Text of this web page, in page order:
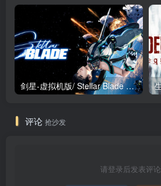
剑星-虚拟机版/ Stellar Blade v1.4.1|Build.19963153 终极版新补丁 送修改器 免安装中文版
评论 抢沙发
请登录后发表评论